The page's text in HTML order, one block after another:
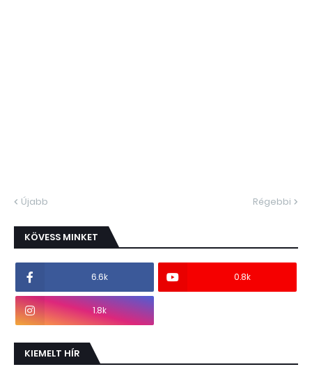
Újabb Régebbi
KÖVESS MINKET
6.6k 0.8k
1.8k
KIEMELT HÍR